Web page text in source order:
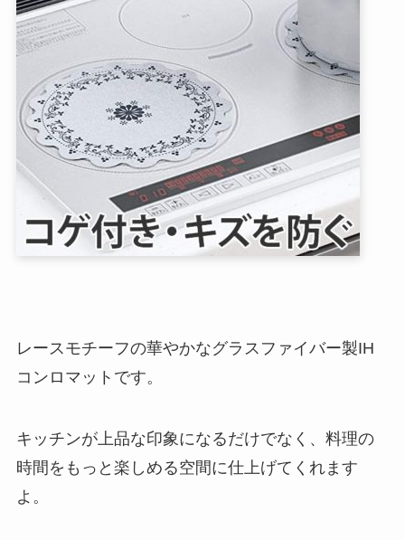
レースモチーフの華やかなグラスファイバー製IH
コンロマットです。
キッチンが上品な印象になるだけでなく、料理の
時間をもっと楽しめる空間に仕上げてくれます
よ。